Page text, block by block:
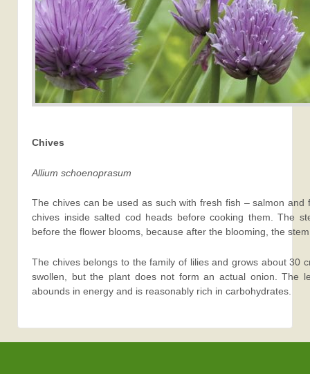
Chives
Allium schoenoprasum
The chives can be used as such with fresh fish – salmon
chives inside salted cod heads before cooking them. The
before the flower blooms, because after the blooming, the
The chives belongs to the family of lilies and grows about 30
swollen, but the plant does not form an actual onion. The
abounds in energy and is reasonably rich in carbohydrates.